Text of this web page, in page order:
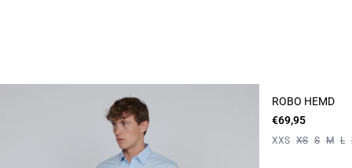
ROBO HEMD
€69,95
XXS XS S M L